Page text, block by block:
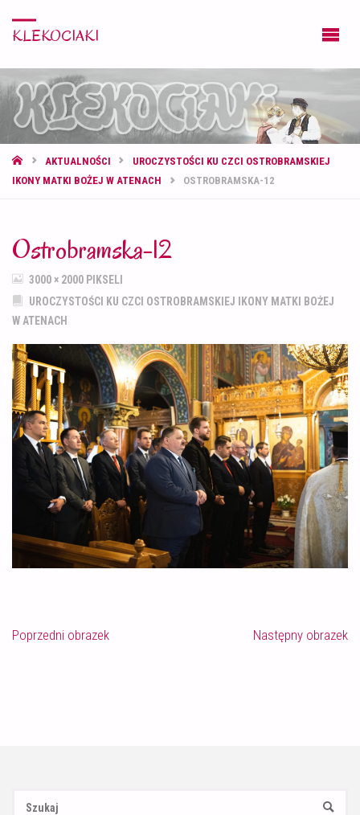
KLEKOCIAKI
STRONA
GŁÓWNA
AKTUALNOŚCI
UROCZYSTOŚCI KU CZCI OSTROBRAMSKIEJ
IKONY MATKI BOŻEJ W ATENACH
OSTROBRAMSKA-12
Ostrobramska-12
PEŁNY
ROZMIAR
3000 × 2000 PIKSELI
UROCZYSTOŚCI KU CZCI OSTROBRAMSKIEJ IKONY MATKI BOŻEJ
W ATENACH
Poprzedni obrazek Następny obrazek
SZUKAJ